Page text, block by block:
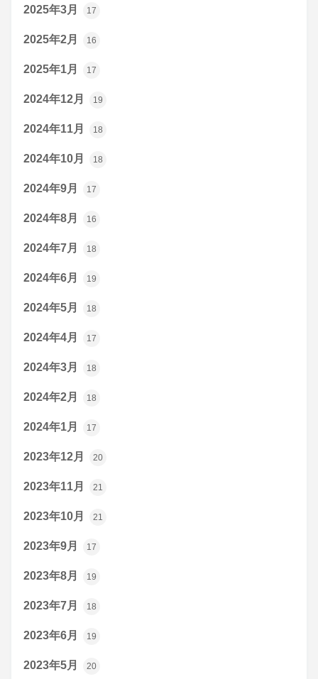
2025年3月 17
2025年2月 16
2025年1月 17
2024年12月 19
2024年11月 18
2024年10月 18
2024年9月 17
2024年8月 16
2024年7月 18
2024年6月 19
2024年5月 18
2024年4月 17
2024年3月 18
2024年2月 18
2024年1月 17
2023年12月 20
2023年11月 21
2023年10月 21
2023年9月 17
2023年8月 19
2023年7月 18
2023年6月 19
2023年5月 20